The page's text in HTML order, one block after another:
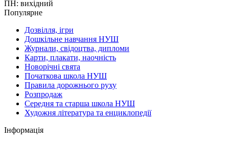
ПН: вихідний
Популярне
Дозвілля, ігри
Дошкільне навчання НУШ
Журнали, свідоцтва, дипломи
Карти, плакати, наочність
Новорічні свята
Початкова школа НУШ
Правила дорожнього руху
Розпродаж
Середня та старша школа НУШ
Художня література та енциклопедії
Інформація